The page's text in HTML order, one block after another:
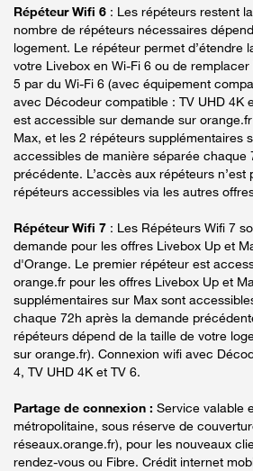
Répéteur Wifi 6 : Les répéteurs restent
nombre de répéteurs nécessaires
logement. Le répéteur permet d’étendre
votre Livebox en Wi-Fi 6 ou de
5 par du Wi-Fi 6 (avec équipement
avec Décodeur compatible : TV UHD 4K
est accessible sur demande sur
Max, et les 2 répéteurs supplémentaires
accessibles de manière séparée chaque
précédente. L’accès aux répéteurs
répéteurs accessibles via les autres
Répéteur Wifi 7 : Les Répéteurs Wifi 7
demande pour les offres Livebox Up et
d'Orange. Le premier répéteur est
orange.fr pour les offres Livebox Up et
supplémentaires sur Max sont
chaque 72h après la demande
répéteurs dépend de la taille de votre
sur orange.fr). Connexion wifi avec
4, TV UHD 4K et TV 6.
Partage de connexion : Service valable
métropolitaine, sous réserve de
réseaux.orange.fr), pour les nouveaux
rendez-vous ou Fibre. Crédit internet